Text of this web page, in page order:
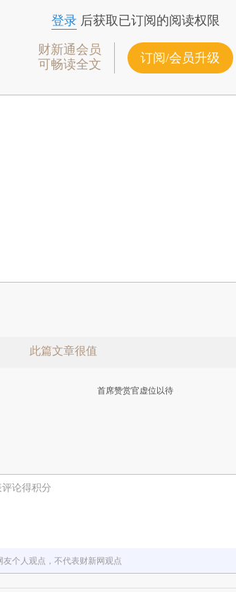
登录后获取已订阅的阅读权限
财新通会员
可畅读全文
订阅/会员升级
此篇文章很值
赞赏激励一下
首席赞赏官虚位以待
评论得积分
友个人观点，不代表财新网观点